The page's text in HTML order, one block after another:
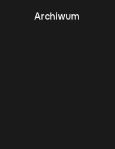
Archiwum